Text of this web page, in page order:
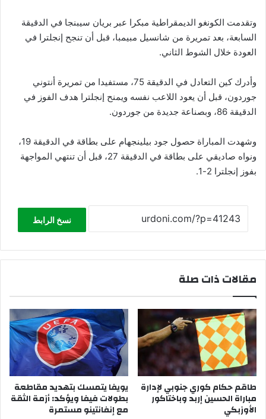
وتقدمت الكونغو الديمقراطية مبكرا عبر بريان سيبنجا في الدقيقة
السابعة، بعد تمريرة من شانسيل مبيمبا، قبل أن تنجح إنجلترا في
العودة خلال الشوط الثاني.
وأدرك كين التعادل في الدقيقة 75، مستفيدا من تمريرة أنتوني
جوردون، قبل أن يعود اللاعب نفسه ويمنح إنجلترا هدف الفوز في
الدقيقة 86، وبصناعة جديدة من جوردون.
وشهدت المباراة حصول جود بيلينجهام على بطاقة في الدقيقة 19،
ونواه صاديقي على بطاقة في الدقيقة 27، قبل أن تنتهي المواجهة
بفوز إنجلترا 2-1.
نسخ الرابط
مقالات ذات صلة
طاقم حكام كوري جنوبي لإدارة
مباراة الحسين إربد وباختاكور
الأوزبكي
يويفا يتمسك بتهديد مقاطعة
بطولات فيفا ويؤكد: أزمة الثقة
مع إنفانتينو مستمرة